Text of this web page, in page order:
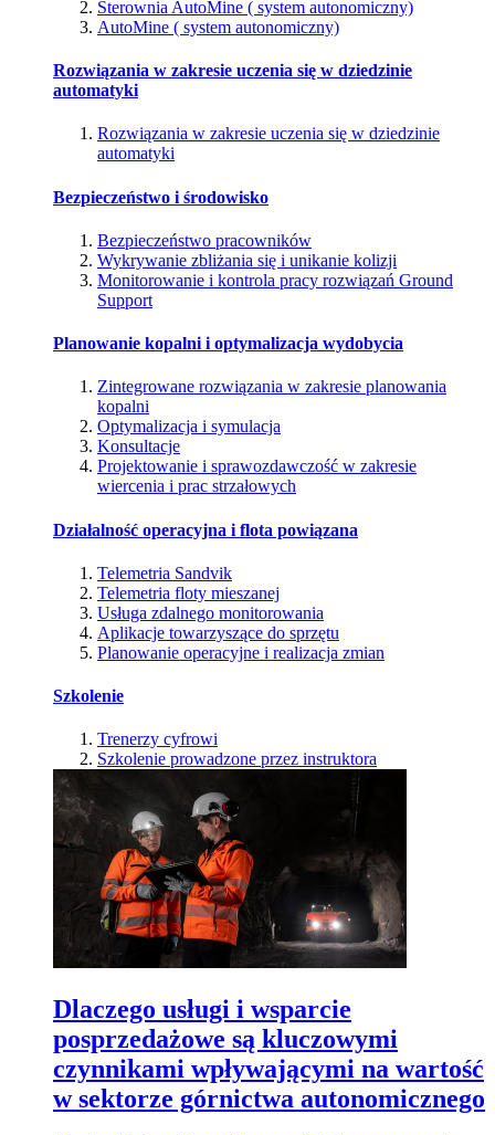
Sterownia AutoMine ( system autonomiczny)
AutoMine ( system autonomiczny)
Rozwiązania w zakresie uczenia się w dziedzinie
automatyki
Rozwiązania w zakresie uczenia się w dziedzinie
automatyki
Bezpieczeństwo i środowisko
Bezpieczeństwo pracowników
Wykrywanie zbliżania się i unikanie kolizji
Monitorowanie i kontrola pracy rozwiązań Ground
Support
Planowanie kopalni i optymalizacja wydobycia
Zintegrowane rozwiązania w zakresie planowania
kopalni
Optymalizacja i symulacja
Konsultacje
Projektowanie i sprawozdawczość w zakresie
wiercenia i prac strzałowych
Działalność operacyjna i flota powiązana
Telemetria Sandvik
Telemetria floty mieszanej
Usługa zdalnego monitorowania
Aplikacje towarzyszące do sprzętu
Planowanie operacyjne i realizacja zmian
Szkolenie
Trenerzy cyfrowi
Szkolenie prowadzone przez instruktora
Dlaczego usługi i wsparcie
posprzedażowe są kluczowymi
czynnikami wpływającymi na wartość
w sektorze górnictwa autonomicznego